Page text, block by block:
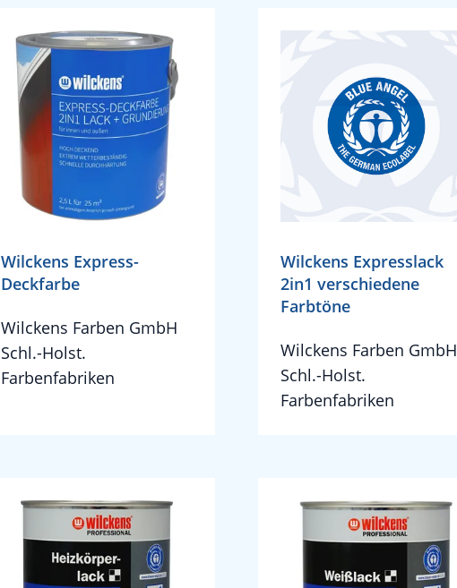
Wilckens Express-
Deckfarbe
Wilckens Farben GmbH
Schl.-Holst.
Farbenfabriken
Wilckens Expresslack
2in1 verschiedene
Farbtöne
Wilckens Farben GmbH
Schl.-Holst.
Farbenfabriken